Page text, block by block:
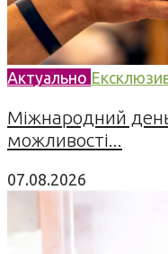
Актуально
Міжнародний
можливості...
07.08.2026